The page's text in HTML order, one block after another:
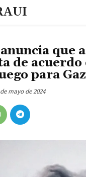
que
de acuerdo
para
mayo de 2024